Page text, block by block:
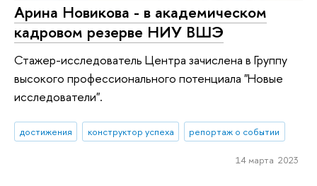
Арина Новикова - в академическом
кадровом резерве НИУ ВШЭ
Стажер-исследователь Центра зачислена в Группу
высокого профессионального потенциала "Новые
исследователи".
достижения конструктор успеха репортаж о событии
14 марта 2023